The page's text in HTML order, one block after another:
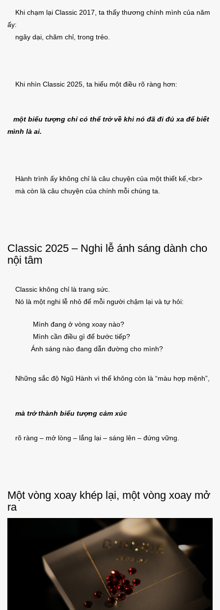
Khi chạm lại Classic 2017, ta thấy thương chính mình của năm
ấy:
ngây dại, chăm chỉ, trong trẻo.
Khi nhìn Classic 2025, ta hiểu một điều rõ ràng hơn:
một biểu tượng chỉ có thể trở về khi nó đã đi đủ xa để biết
mình là ai.
Hành trình ấy không chỉ là câu chuyện của một thiết kế,<br>
mà còn là câu chuyện của chính mỗi chúng ta.
Classic 2025 – Nghi lễ ánh sáng dành cho
nội tâm
Classic không chỉ là trang sức.
Nó là một nghi lễ nhỏ để mỗi người chậm lại và tự hỏi:
Mình đang ở vòng xoay nào?
Mình cần điều gì để bước tiếp?
Ánh sáng nào đang dẫn đường cho mình?
Những sắc độ Ngũ Hành vì thế không còn là “màu hợp mệnh”,
mà trở thành biểu tượng cảm xúc
rõ ràng – mở lòng – lắng lại – sáng lên – đứng vững.
Một vòng xoay khép lại, một vòng xoay mở
ra